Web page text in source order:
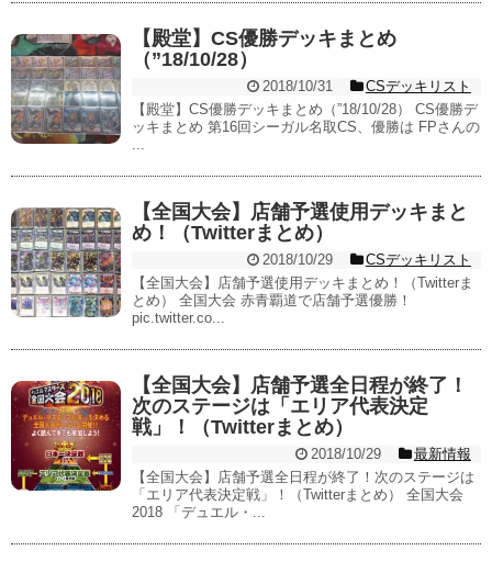
【殿堂】CS優勝デッキまとめ
（”18/10/28）
2018/10/31
CSデッキリスト
【殿堂】CS優勝デッキまとめ（”18/10/28） CS優勝デ
ッキまとめ 第16回シーガル名取CS、優勝は FPさんの
...
【全国大会】店舗予選使用デッキまと
め！（Twitterまとめ）
2018/10/29
CSデッキリスト
【全国大会】店舗予選使用デッキまとめ！（Twitterま
とめ） 全国大会 赤青覇道で店舗予選優勝！
pic.twitter.co...
【全国大会】店舗予選全日程が終了！
次のステージは「エリア代表決定
戦」！（Twitterまとめ）
2018/10/29
最新情報
【全国大会】店舗予選全日程が終了！次のステージは
「エリア代表決定戦」！（Twitterまとめ） 全国大会
2018 「デュエル・...